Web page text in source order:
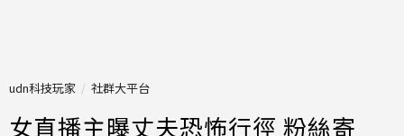
udn科技玩家 社群大平台
女直播主曝丈夫恐怖行徑 粉絲寄